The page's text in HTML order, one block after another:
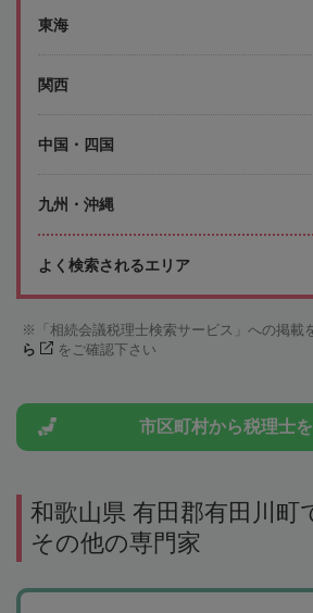
東海
関西
中国・四国
九州・沖縄
よく検索されるエリア
「相続会議税理士検索サービス」への掲載
ら
をご確認下さい
市区町村から税理士
和歌山県 有田郡有田川町
その他の専門家